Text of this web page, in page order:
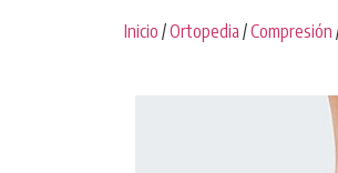
Inicio /Ortopedia /Compresión